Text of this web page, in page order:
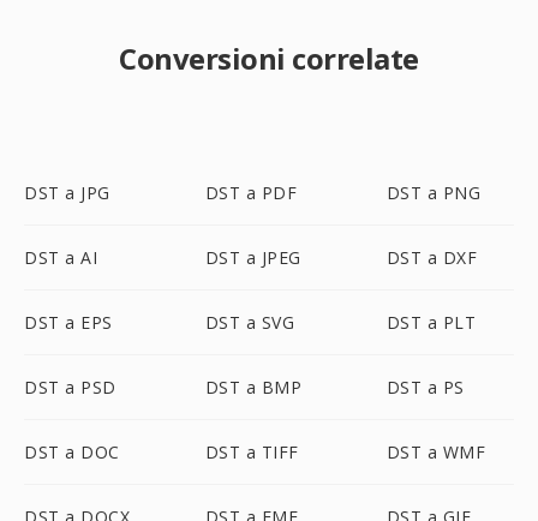
Conversioni correlate
DST a JPG DST a PDF DST a PNG
DST a AI DST a JPEG DST a DXF
DST a EPS DST a SVG DST a PLT
DST a PSD DST a BMP DST a PS
DST a DOC DST a TIFF DST a WMF